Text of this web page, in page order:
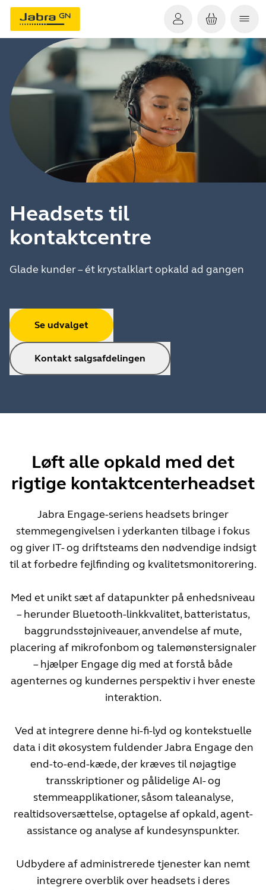
Headsets til
kontaktcentre
Glade kunder – ét krystalklart opkald ad gangen
Se udvalget
Kontakt salgsafdelingen
Løft alle opkald med det
rigtige kontaktcenterheadset
Jabra Engage-seriens headsets bringer
stemmegengivelsen i yderkanten tilbage i fokus
og giver IT- og driftsteams den nødvendige indsigt
til at forbedre fejlfinding og kvalitetsmonitorering.
Med et unikt sæt af datapunkter på enhedsniveau
– herunder Bluetooth-linkkvalitet, batteristatus,
baggrundsstøjniveauer, anvendelse af mute,
placering af mikrofonbom og talemønstersignaler
– hjælper Engage dig med at forstå både
agenternes og kundernes perspektiv i hver eneste
interaktion.
Ved at integrere denne hi-fi-lyd og kontekstuelle
data i dit økosystem fuldender Jabra Engage den
end-to-end-kæde, der kræves til nøjagtige
transskriptioner og pålidelige AI- og
stemmeapplikationer, såsom taleanalyse,
realtidsoversættelse, optagelse af opkald, agent-
assistance og analyse af kundesynspunkter.
Udbydere af administrerede tjenester kan nemt
integrere overblik over headsets i deres